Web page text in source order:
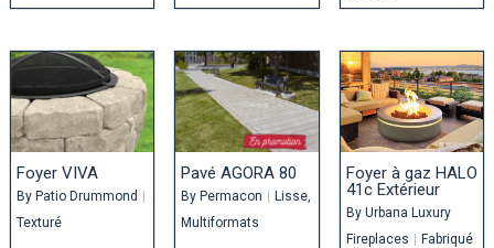
Foyer VIVA
By Patio Drummond |
Texturé
Pavé AGORA 80
ByPermacon | Lisse
Multiformats
Foyer à gaz HALO
41c Extérieur
By Urbana Luxury
Fireplaces | Fabriqué